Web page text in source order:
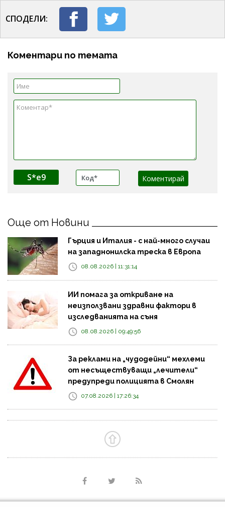
СПОДЕЛИ:
Коментари по темата
S*e9
Още от Новини
Гърция и Италия - с най-много случаи
на западнонилска треска в Европа
08.08.2026 | 11:31:14
ИИ помага за откриване на
неизползвани здравни фактори в
изследванията на съня
08.08.2026 | 09:49:56
За реклами на „чудодейни“ мехлеми
от несъществуващи „лечители“
предупреди полицията в Смолян
07.08.2026 | 17:26:34